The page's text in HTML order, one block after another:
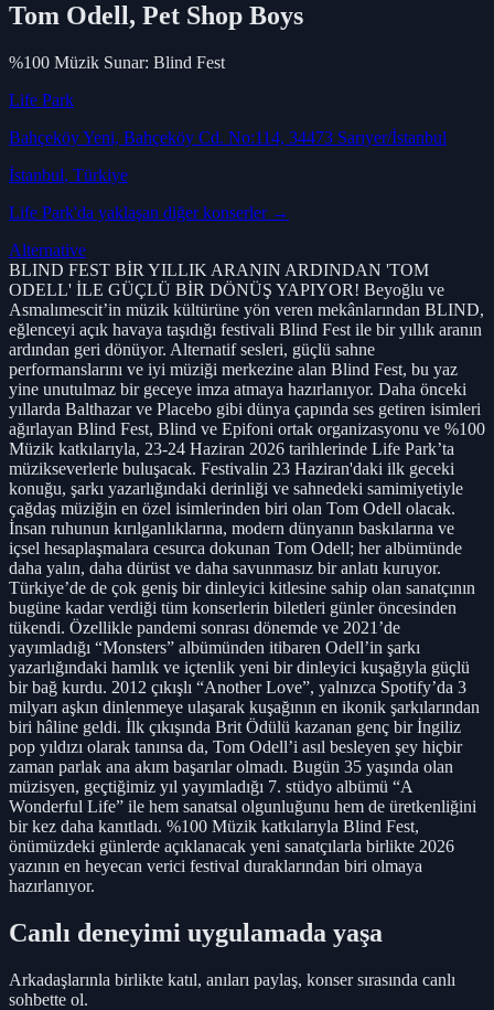
Tom Odell, Pet Shop Boys
%100 Müzik Sunar: Blind Fest
Life Park
Bahçeköy Yeni, Bahçeköy Cd. No:114, 34473 Sarıyer/İstanbul
İstanbul, Türkiye
Life Park'da yaklaşan diğer konserler →
Alternative
BLIND FEST BİR YILLIK ARANIN ARDINDAN 'TOM
ODELL' İLE GÜÇLÜ BİR DÖNÜŞ YAPIYOR! Beyoğlu ve
Asmalımescit’in müzik kültürüne yön veren mekânlarından BLIND,
eğlenceyi açık havaya taşıdığı festivali Blind Fest ile bir yıllık aranın
ardından geri dönüyor. Alternatif sesleri, güçlü sahne
performanslarını ve iyi müziği merkezine alan Blind Fest, bu yaz
yine unutulmaz bir geceye imza atmaya hazırlanıyor. Daha önceki
yıllarda Balthazar ve Placebo gibi dünya çapında ses getiren isimleri
ağırlayan Blind Fest, Blind ve Epifoni ortak organizasyonu ve %100
Müzik katkılarıyla, 23-24 Haziran 2026 tarihlerinde Life Park’ta
müzikseverlerle buluşacak. Festivalin 23 Haziran'daki ilk geceki
konuğu, şarkı yazarlığındaki derinliği ve sahnedeki samimiyetiyle
çağdaş müziğin en özel isimlerinden biri olan Tom Odell olacak.
İnsan ruhunun kırılganlıklarına, modern dünyanın baskılarına ve
içsel hesaplaşmalara cesurca dokunan Tom Odell; her albümünde
daha yalın, daha dürüst ve daha savunmasız bir anlatı kuruyor.
Türkiye’de de çok geniş bir dinleyici kitlesine sahip olan sanatçının
bugüne kadar verdiği tüm konserlerin biletleri günler öncesinden
tükendi. Özellikle pandemi sonrası dönemde ve 2021’de
yayımladığı “Monsters” albümünden itibaren Odell’in şarkı
yazarlığındaki hamlık ve içtenlik yeni bir dinleyici kuşağıyla güçlü
bir bağ kurdu. 2012 çıkışlı “Another Love”, yalnızca Spotify’da 3
milyarı aşkın dinlenmeye ulaşarak kuşağının en ikonik şarkılarından
biri hâline geldi. İlk çıkışında Brit Ödülü kazanan genç bir İngiliz
pop yıldızı olarak tanınsa da, Tom Odell’i asıl besleyen şey hiçbir
zaman parlak ana akım başarılar olmadı. Bugün 35 yaşında olan
müzisyen, geçtiğimiz yıl yayımladığı 7. stüdyo albümü “A
Wonderful Life” ile hem sanatsal olgunluğunu hem de üretkenliğini
bir kez daha kanıtladı. %100 Müzik katkılarıyla Blind Fest,
önümüzdeki günlerde açıklanacak yeni sanatçılarla birlikte 2026
yazının en heyecan verici festival duraklarından biri olmaya
hazırlanıyor.
Canlı deneyimi uygulamada yaşa
Arkadaşlarınla birlikte katıl, anıları paylaş, konser sırasında canlı
sohbette ol.